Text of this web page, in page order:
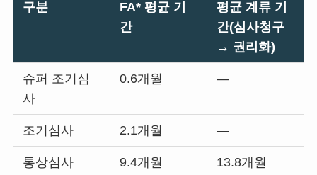
구분
FA* 평균 기
간
평균 계류 기
간(심사청구
→ 권리화)
슈퍼 조기심
사
0.6개월 —
조기심사 2.1개월 —
통상심사 9.4개월 13.8개월